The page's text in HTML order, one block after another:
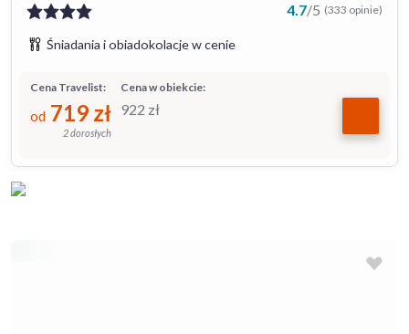
4.7/5 (333 opinie)
Śniadania i obiadokolacje w cenie
Cena w obiekcie:
922 zł
Cena Travelist:
od 719 zł
2 dorosłych